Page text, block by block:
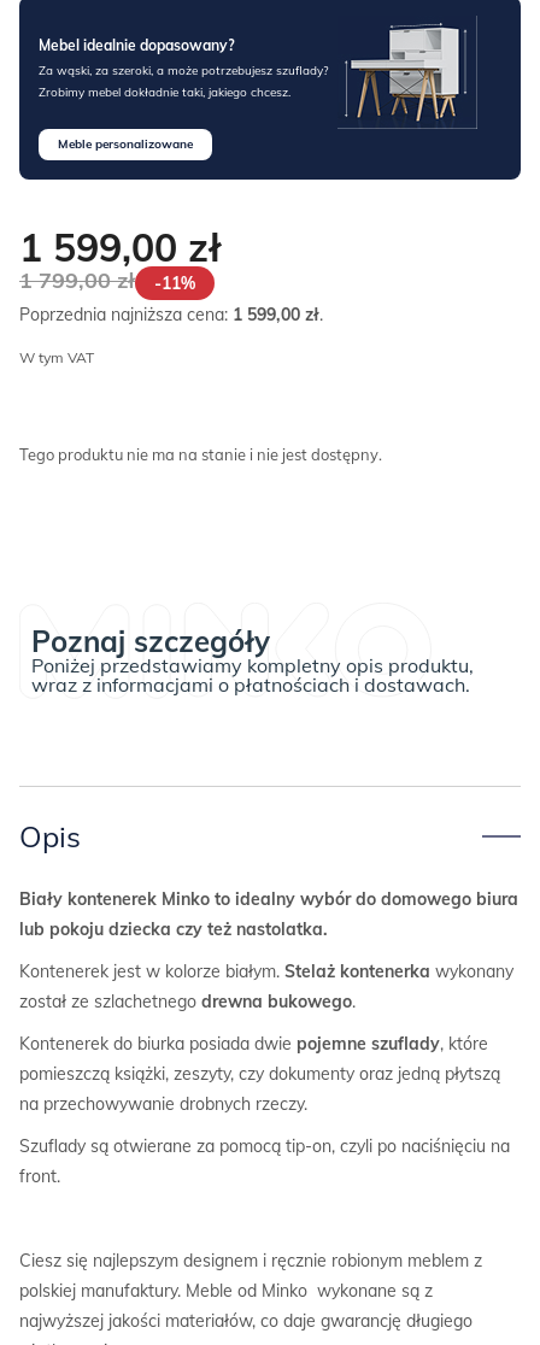
Mebel idealnie dopasowany?
Za wąski, za szeroki, a może potrzebujesz szuflady?
Zrobimy mebel dokładnie taki, jakiego chcesz.
Meble personalizowane
1 599,00 zł
1 799,00zł
-11%
Poprzednia najniższa cena: 1 599,00 zł.
W tym VAT
Tego produktu nie ma na stanie i nie jest dostępny.
Poznaj szczegóły
Poniżej przedstawiamy kompletny opis produktu,
wraz z informacjami o płatnościach i dostawach.
Opis
Biały kontenerek Minko to idealny wybór do domowego biura
lub pokoju dziecka czy też nastolatka.
Kontenerek jest w kolorze białym. Stelaż kontenerka wykonany
został ze szlachetnego drewna bukowego.
Kontenerek do biurka posiada dwie pojemne szuflady, które
pomieszczą książki, zeszyty, czy dokumenty oraz jedną płytszą
na przechowywanie drobnych rzeczy.
Szuflady są otwierane za pomocą tip-on, czyli po naciśnięciu na
front.
Ciesz się najlepszym designem i ręcznie robionym meblem z
polskiej manufaktury. Meble od Minko wykonane są z
najwyższej jakości materiałów, co daje gwarancję długiego